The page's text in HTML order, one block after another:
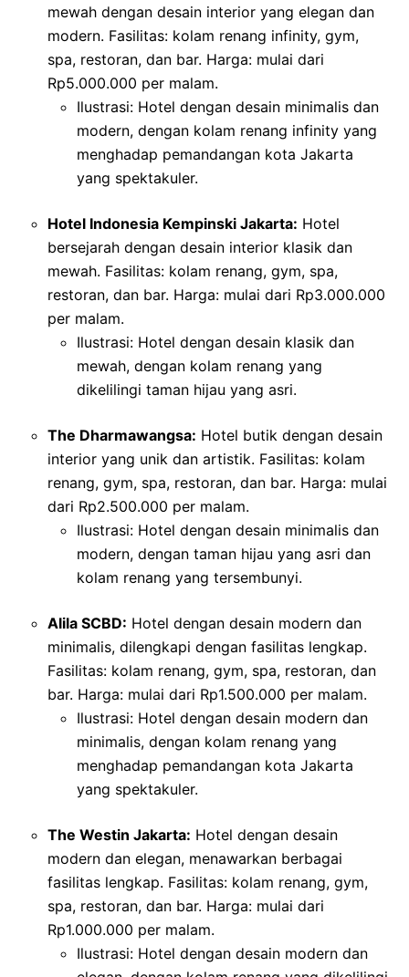
mewah dengan desain interior yang elegan dan
modern. Fasilitas: kolam renang infinity, gym,
spa, restoran, dan bar. Harga: mulai dari
Rp5.000.000 per malam.
Ilustrasi: Hotel dengan desain minimalis dan
modern, dengan kolam renang infinity yang
menghadap pemandangan kota Jakarta
yang spektakuler.
Hotel Indonesia Kempinski Jakarta: Hotel
bersejarah dengan desain interior klasik dan
mewah. Fasilitas: kolam renang, gym, spa,
restoran, dan bar. Harga: mulai dari Rp3.000.000
per malam.
Ilustrasi: Hotel dengan desain klasik dan
mewah, dengan kolam renang yang
dikelilingi taman hijau yang asri.
The Dharmawangsa: Hotel butik dengan desain
interior yang unik dan artistik. Fasilitas: kolam
renang, gym, spa, restoran, dan bar. Harga: mulai
dari Rp2.500.000 per malam.
Ilustrasi: Hotel dengan desain minimalis dan
modern, dengan taman hijau yang asri dan
kolam renang yang tersembunyi.
Alila SCBD: Hotel dengan desain modern dan
minimalis, dilengkapi dengan fasilitas lengkap.
Fasilitas: kolam renang, gym, spa, restoran, dan
bar. Harga: mulai dari Rp1.500.000 per malam.
Ilustrasi: Hotel dengan desain modern dan
minimalis, dengan kolam renang yang
menghadap pemandangan kota Jakarta
yang spektakuler.
The Westin Jakarta: Hotel dengan desain
modern dan elegan, menawarkan berbagai
fasilitas lengkap. Fasilitas: kolam renang, gym,
spa, restoran, dan bar. Harga: mulai dari
Rp1.000.000 per malam.
Ilustrasi: Hotel dengan desain modern dan